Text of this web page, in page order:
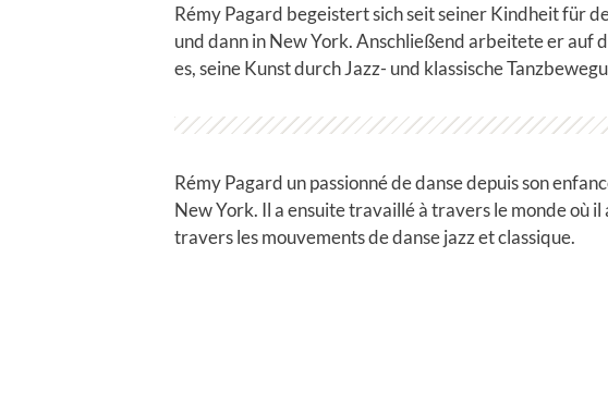
Rémy Pagard begeistert sich seit seiner Kindheit für
und dann in New York. Anschließend arbeitete er auf
es, seine Kunst durch Jazz- und klassische
Rémy Pagard un passionné de danse depuis son
New York. Il a ensuite travaillé à travers le monde où
travers les mouvements de danse jazz et classique.